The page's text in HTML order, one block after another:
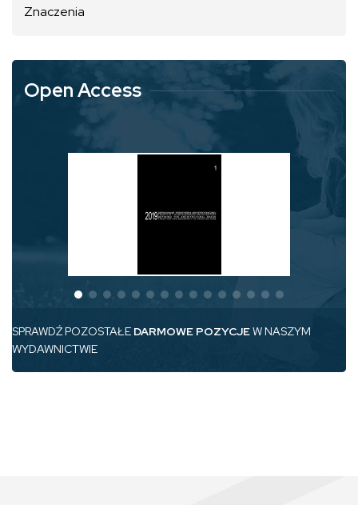
Znaczenia
Open Access
SPRAWDŹ POZOSTAŁE DARMOWE POZYCJEW NASZYM
WYDAWNICTWIE